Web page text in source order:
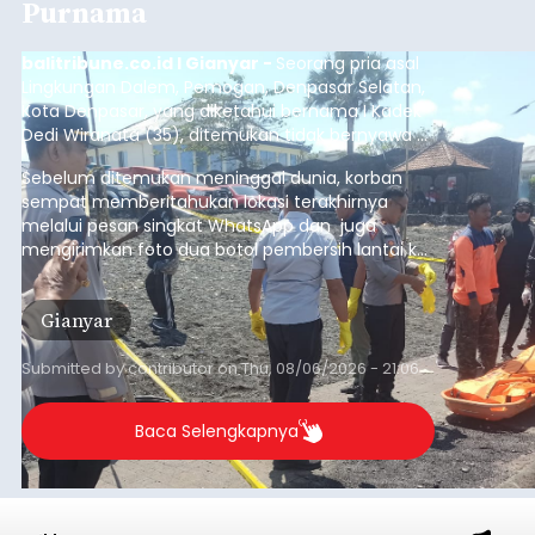
Purnama
balitribune.co.id I Gianyar - Seorang pria asal
Lingkungan Dalem, Pemogan, Denpasar Selatan,
Kota Denpasar, yang diketahui bernama I Kadek
Dedi Wiranata (35), ditemukan tidak bernyawa di
pesisir Pantai Purnama, Sukawati.
Sebelum ditemukan meninggal dunia, korban
sempat memberitahukan lokasi terakhirnya
melalui pesan singkat WhatsApp dan juga
mengirimkan foto dua botol pembersih lantai ke
istrinya.
Gianyar
Submitted bycontributoronThu, 08/06/2026 - 21:06
Baca Selengkapnya